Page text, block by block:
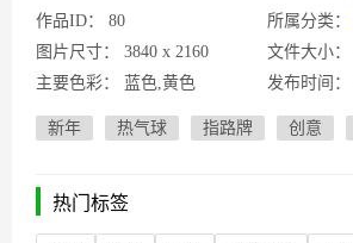
作品ID： 80 所属分类：
图片尺寸：
3840 x 2160 文件大小：
主要色彩：
蓝色,黄色 发布时间：
新年 热气球 指路牌 创意
热门标签